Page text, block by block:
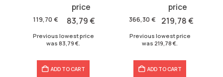
119,70 €
was:
83,79€
is:
Previous lowest price
was 83,79 €
ADD TO CART
366,30 €
was:
219,78€
is:
Previous lowest price
was 219,78 €
ADD TO CART